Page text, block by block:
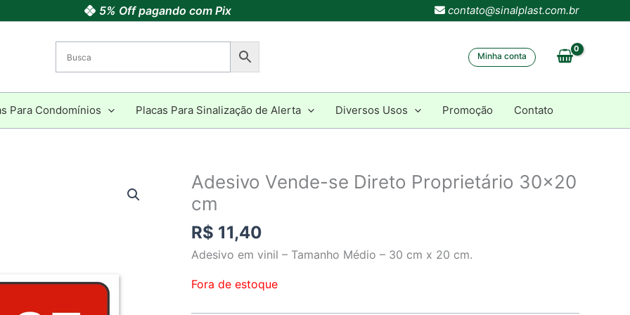
5% Off pagando com Pix contato@sinalplast.com.br
Minha conta
Para Condomínios Placas Para Sinalização de Alerta Diversos Usos Promoção Contato
Adesivo Vende-se Direto Proprietário 30×20
cm
R$ 11,40
Adesivo em vinil – Tamanho Médio – 30 cm x 20 cm.
Fora de estoque